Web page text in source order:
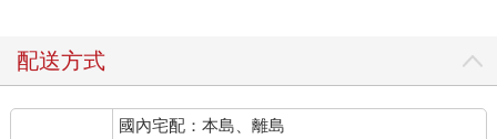
配送方式
國內宅配：本島、離島